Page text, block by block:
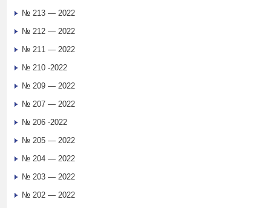
№ 213 — 2022
№ 212 — 2022
№ 211 — 2022
№ 210 -2022
№ 209 — 2022
№ 207 — 2022
№ 206 -2022
№ 205 — 2022
№ 204 — 2022
№ 203 — 2022
№ 202 — 2022